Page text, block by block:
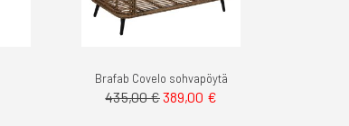
Brafab Covelo sohvapöytä
435,00 €Tarjoushinta
389,00 €